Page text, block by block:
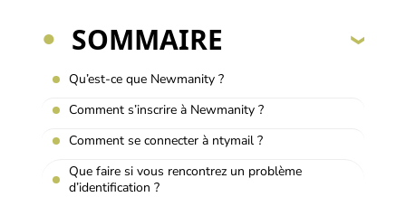
SOMMAIRE
Qu’est-ce que Newmanity ?
Comment s’inscrire à Newmanity ?
Comment se connecter à ntymail ?
Que faire si vous rencontrez un problème
d’identification ?